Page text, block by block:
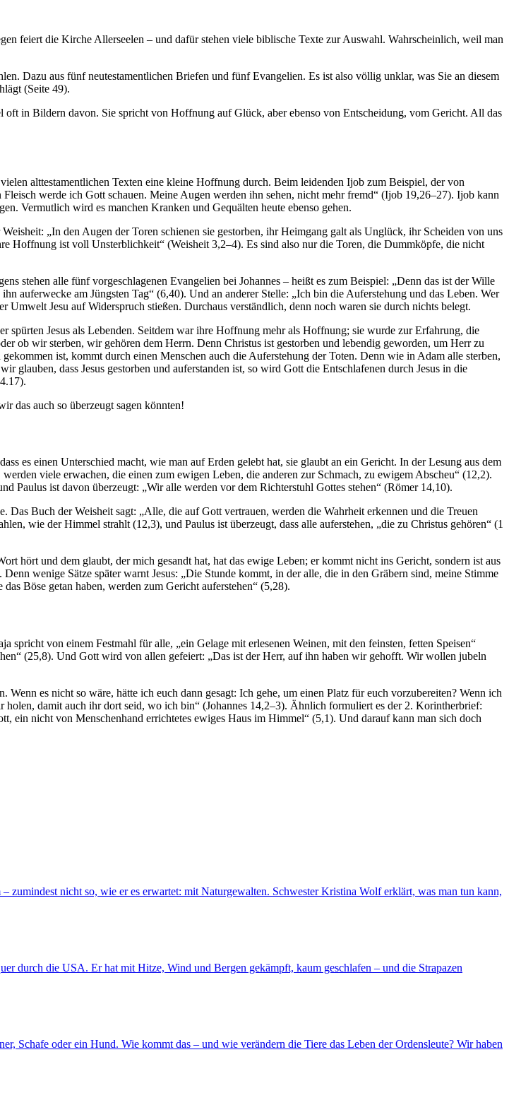
feiert die Kirche Allerseelen – und dafür stehen viele biblische Texte zur Auswahl. Wahrscheinlich, weil man
Dazu aus fünf neutestamentlichen Briefen und fünf Evangelien. Es ist also völlig unklar, was Sie an diesem
(Seite 49).
in Bildern davon. Sie spricht von Hoffnung auf Glück, aber ebenso von Entscheidung, vom Gericht. All das
alttestamentlichen Texten eine kleine Hoffnung durch. Beim leidenden Ijob zum Beispiel, der von
werde ich Gott schauen. Meine Augen werden ihn sehen, nicht mehr fremd“ (Ijob 19,26–27). Ijob kann
Vermutlich wird es manchen Kranken und Gequälten heute ebenso gehen.
„In den Augen der Toren schienen sie gestorben, ihr Heimgang galt als Unglück, ihr Scheiden von uns
Hoffnung ist voll Unsterblichkeit“ (Weisheit 3,2–4). Es sind also nur die Toren, die Dummköpfe, die nicht
stehen alle fünf vorgeschlagenen Evangelien bei Johannes – heißt es zum Beispiel: „Denn das ist der Wille
auferwecke am Jüngsten Tag“ (6,40). Und an anderer Stelle: „Ich bin die Auferstehung und das Leben. Wer
Jesu auf Widerspruch stießen. Durchaus verständlich, denn noch waren sie durch nichts belegt.
spürten Jesus als Lebenden. Seitdem war ihre Hoffnung mehr als Hoffnung; sie wurde zur Erfahrung, die
ob wir sterben, wir gehören dem Herrn. Denn Christus ist gestorben und lebendig geworden, um Herr zu
ist, kommt durch einen Menschen auch die Auferstehung der Toten. Denn wie in Adam alle sterben,
dass Jesus gestorben und auferstanden ist, so wird Gott die Entschlafenen durch Jesus in die
das auch so überzeugt sagen könnten!
es einen Unterschied macht, wie man auf Erden gelebt hat, sie glaubt an ein Gericht. In der Lesung aus dem
viele erwachen, die einen zum ewigen Leben, die anderen zur Schmach, zu ewigem Abscheu“ (12,2).
Paulus ist davon überzeugt: „Wir alle werden vor dem Richterstuhl Gottes stehen“ (Römer 14,10).
Buch der Weisheit sagt: „Alle, die auf Gott vertrauen, werden die Wahrheit erkennen und die Treuen
wie der Himmel strahlt (12,3), und Paulus ist überzeugt, dass alle auferstehen, „die zu Christus gehören“ (1
hört und dem glaubt, der mich gesandt hat, hat das ewige Leben; er kommt nicht ins Gericht, sondern ist aus
wenige Sätze später warnt Jesus: „Die Stunde kommt, in der alle, die in den Gräbern sind, meine Stimme
Böse getan haben, werden zum Gericht auferstehen“ (5,28).
von einem Festmahl für alle, „ein Gelage mit erlesenen Weinen, mit den feinsten, fetten Speisen“
(25,8). Und Gott wird von allen gefeiert: „Das ist der Herr, auf ihn haben wir gehofft. Wir wollen jubeln
es nicht so wäre, hätte ich euch dann gesagt: Ich gehe, um einen Platz für euch vorzubereiten? Wenn ich
damit auch ihr dort seid, wo ich bin“ (Johannes 14,2–3). Ähnlich formuliert es der 2. Korintherbrief:
ein nicht von Menschenhand errichtetes ewiges Haus im Himmel“ (5,1). Und darauf kann man sich doch
nicht so, wie er es erwartet: mit Naturgewalten. Schwester Kristina Wolf erklärt, was man tun kann,
durch die USA. Er hat mit Hitze, Wind und Bergen gekämpft, kaum geschlafen – und die Strapazen
Schafe oder ein Hund. Wie kommt das – und wie verändern die Tiere das Leben der Ordensleute? Wir haben